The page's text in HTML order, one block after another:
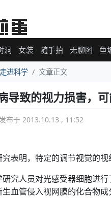
洞 女装 随手拍 无聊图 鱼
走进科学 文章正文
导致的视力损害，
布于 2013.10.13 , 11:52
表明，特定的调节视觉的视
研究人员对光感受器细胞进
生血管侵入视网膜的化合物